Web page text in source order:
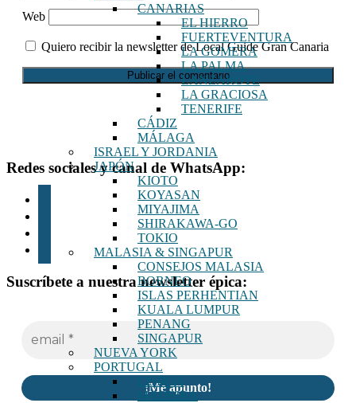
CANARIAS
EL HIERRO
FUERTEVENTURA
LA GOMERA
LA PALMA
LANZAROTE
LA GRACIOSA
TENERIFE
CÁDIZ
MÁLAGA
ISRAEL Y JORDANIA
JAPÓN
KIOTO
KOYASAN
MIYAJIMA
SHIRAKAWA-GO
TOKIO
MALASIA & SINGAPUR
CONSEJOS MALASIA
BORNEO
ISLAS PERHENTIAN
KUALA LUMPUR
PENANG
SINGAPUR
NUEVA YORK
PORTUGAL
LISBOA
MADEIRA
Web
Quiero recibir la newsletter de Local Guide Gran Canaria
Footer
Redes sociales y canal de WhatsApp:
whatsapp
Suscríbete a nuestra newsletter épica: